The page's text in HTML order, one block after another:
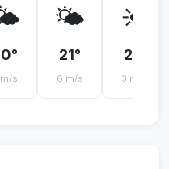
s
🌤️
21°
6 m/s
☀️
21°
3 m/s